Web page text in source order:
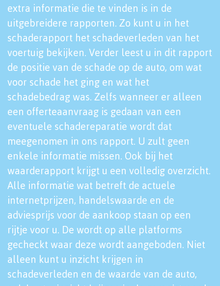
extra informatie die te vinden is in de
uitgebreidere rapporten. Zo kunt u in het
schaderapport het schadeverleden van het
voertuig bekijken. Verder leest u in dit rapport
de positie van de schade op de auto, om wat
voor schade het ging en wat het
schadebedrag was. Zelfs wanneer er alleen
een offerteaanvraag is gedaan van een
eventuele schadereparatie wordt dat
meegenomen in ons rapport. U zult geen
enkele informatie missen. Ook bij het
waarderapport krijgt u een volledig overzicht.
Alle informatie wat betreft de actuele
internetprijzen, handelswaarde en de
adviesprijs voor de aankoop staan op een
rijtje voor u. De wordt op alle platforms
gecheckt waar deze wordt aangeboden. Niet
alleen kunt u inzicht krijgen in
schadeverleden en de waarde van de auto,